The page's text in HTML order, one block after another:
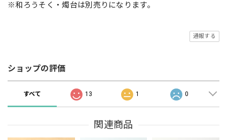
※和ろうそく・燭台は別売りになります。
通報する
ショップの評価
すべて 13 1 0
関連商品